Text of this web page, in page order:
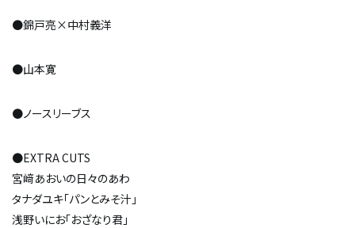
●錦戸亮×中村義洋
●山本寛
●ノースリーブス
●EXTRA CUTS
宮﨑あおいの日々のあわ
タナダユキ「パンとみそ汁」
浅野いにお「おざなり君」